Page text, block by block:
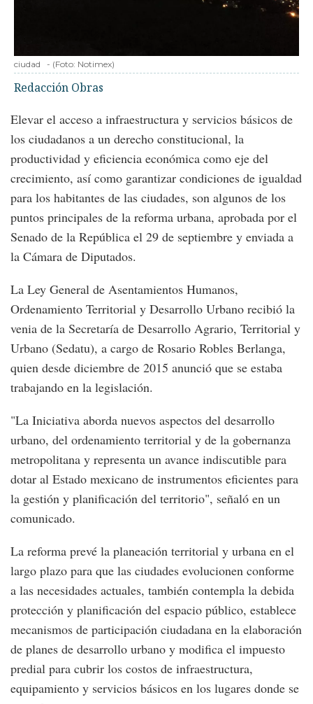
ciudad - (Foto: Notimex)
Redacción Obras
Elevar el acceso a infraestructura y servicios básicos de
los ciudadanos a un derecho constitucional, la
productividad y eficiencia económica como eje del
crecimiento, así como garantizar condiciones de igualdad
para los habitantes de las ciudades, son algunos de los
puntos principales de la reforma urbana, aprobada por el
Senado de la República el 29 de septiembre y enviada a
la Cámara de Diputados.
La Ley General de Asentamientos Humanos,
Ordenamiento Territorial y Desarrollo Urbano recibió la
venia de la Secretaría de Desarrollo Agrario, Territorial y
Urbano (Sedatu), a cargo de Rosario Robles Berlanga,
quien desde diciembre de 2015 anunció que se estaba
trabajando en la legislación.
"La Iniciativa aborda nuevos aspectos del desarrollo
urbano, del ordenamiento territorial y de la gobernanza
metropolitana y representa un avance indiscutible para
dotar al Estado mexicano de instrumentos eficientes para
la gestión y planificación del territorio", señaló en un
comunicado.
La reforma prevé la planeación territorial y urbana en el
largo plazo para que las ciudades evolucionen conforme
a las necesidades actuales, también contempla la debida
protección y planificación del espacio público, establece
mecanismos de participación ciudadana en la elaboración
de planes de desarrollo urbano y modifica el impuesto
predial para cubrir los costos de infraestructura,
equipamiento y servicios básicos en los lugares donde se